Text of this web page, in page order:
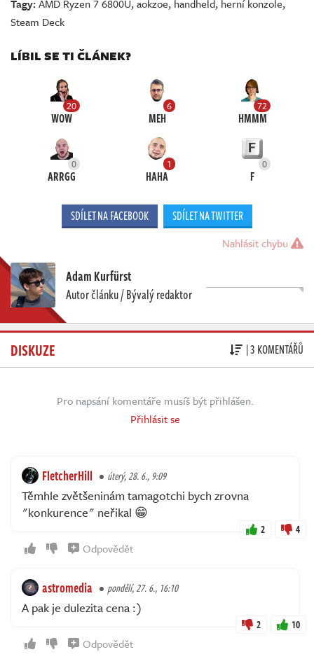
Tagy:AMD Ryzen 7 6800U,aokzoe, handheld, herní konzole,
Steam Deck
LÍBIL SE TI ČLÁNEK?
20
WOW
6
MEH
72
HMMM
0
ARRGG
1
HAHA
0
F
SDÍLET NA FACEBOOK SDÍLET NA TWITTER
Nahlásit chybu
Adam Kurfürst
Autor článku / Bývalý redaktor
DISKUZE | 3 KOMENTÁŘŮ
Pro napsání komentáře musíš být přihlášen.
Přihlásit se
FletcherHill úterý, 28. 6., 9:09
Těmhle zvětšeninám tamagotchi bych zrovna
"konkurence" neřikal 😁
2 4
Odpovědět
astromedia pondělí, 27. 6., 16:10
A pak je dulezita cena :)
2 10
Odpovědět